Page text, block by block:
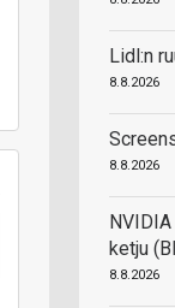
Lidl:n
8.8.2026
8.8.2026
ketju
8.8.2026